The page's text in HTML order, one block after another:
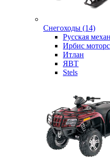
Снегоходы (14)
Русская
Ирбис моторс
Итлан
ЯВТ
Stels